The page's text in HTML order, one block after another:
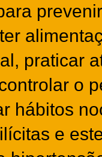
praticar
o
hábitos
e